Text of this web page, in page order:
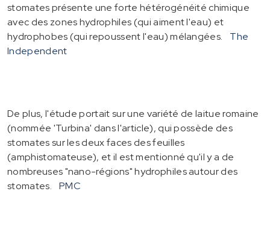
stomates présente une forte hétérogénéité chimique
avec des zones hydrophiles (qui aiment l'eau) et
hydrophobes (qui repoussent l'eau) mélangées.
The
Independent
De plus, l'étude portait sur une variété de laitue romaine
(nommée 'Turbina' dans l'article), qui possède des
stomates sur les deux faces des feuilles
(amphistomateuse), et il est mentionné qu'il y a de
nombreuses "nano-régions" hydrophiles autour des
stomates.
PMC